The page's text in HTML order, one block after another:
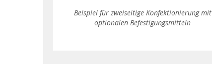
Beispiel für zweiseitige Konfektionierung mit
optionalen Befestigungsmitteln